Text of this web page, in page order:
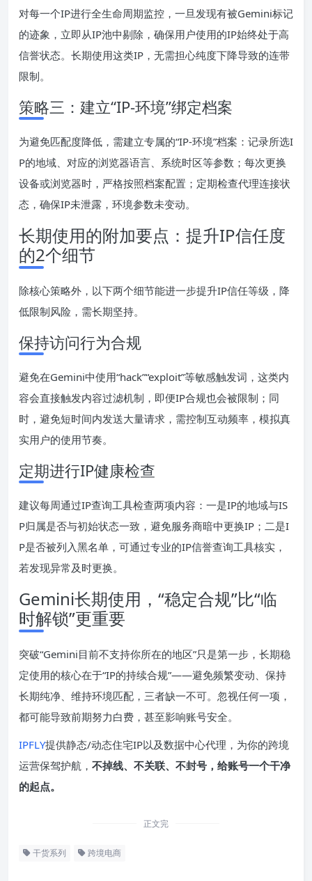
对每一个IP进行全生命周期监控，一旦发现有被Gemini标记
的迹象，立即从IP池中剔除，确保用户使用的IP始终处于高
信誉状态。长期使用这类IP，无需担心纯度下降导致的连带
限制。
策略三：建立“IP-环境”绑定档案
为避免匹配度降低，需建立专属的“IP-环境”档案：记录所选I
P的地域、对应的浏览器语言、系统时区等参数；每次更换
设备或浏览器时，严格按照档案配置；定期检查代理连接状
态，确保IP未泄露，环境参数未变动。
长期使用的附加要点：提升IP信任度
的2个细节
除核心策略外，以下两个细节能进一步提升IP信任等级，降
低限制风险，需长期坚持。
保持访问行为合规
避免在Gemini中使用“hack”“exploit”等敏感触发词，这类内
容会直接触发内容过滤机制，即便IP合规也会被限制；同
时，避免短时间内发送大量请求，需控制互动频率，模拟真
实用户的使用节奏。
定期进行IP健康检查
建议每周通过IP查询工具检查两项内容：一是IP的地域与IS
P归属是否与初始状态一致，避免服务商暗中更换IP；二是I
P是否被列入黑名单，可通过专业的IP信誉查询工具核实，
若发现异常及时更换。
Gemini长期使用，“稳定合规”比“临
时解锁”更重要
突破“Gemini目前不支持你所在的地区”只是第一步，长期稳
定使用的核心在于“IP的持续合规”——避免频繁变动、保持
长期纯净、维持环境匹配，三者缺一不可。忽视任何一项，
都可能导致前期努力白费，甚至影响账号安全。
IPFLY提供静态/动态住宅IP以及数据中心代理，为你的跨境
运营保驾护航， 不掉线、不关联、不封号，给账号一个干净
的起点。
正文完
干货系列 跨境电商